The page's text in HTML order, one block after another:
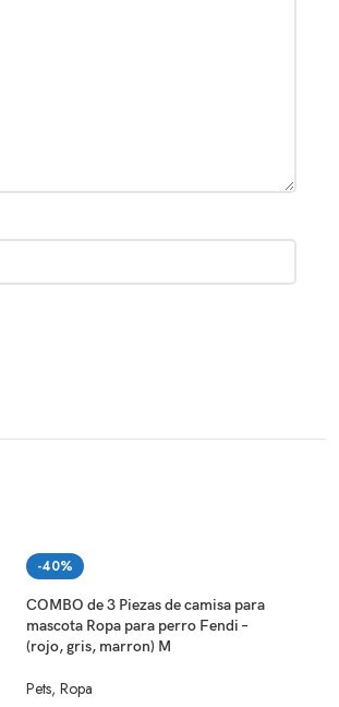
-40%
COMBO de 3 Piezas de camisa para
mascota Ropa para perro Fendi –
(rojo, gris, marron) M
Pets, Ropa